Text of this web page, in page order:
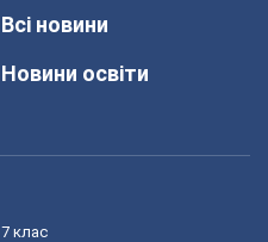
Всі новини
Новини освіти
7 клас